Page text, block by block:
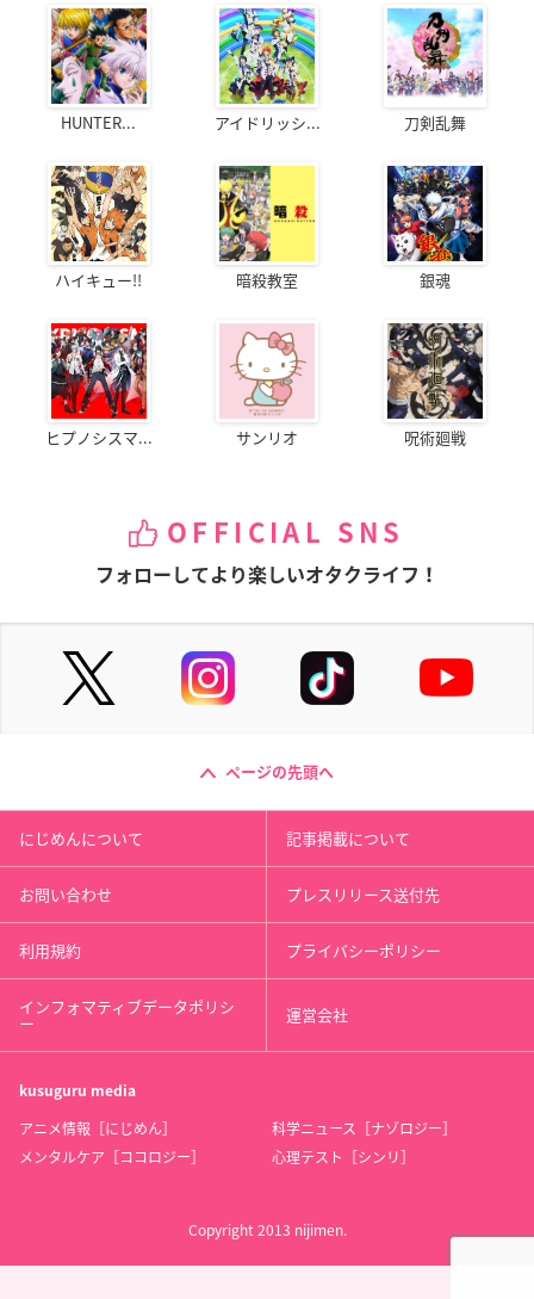
HUNTER... アイドリッシ... 刀剣乱舞
ハイキュー!! 暗殺教室 銀魂
ヒプノシスマ... サンリオ 呪術廻戦
OFFICIAL SNS
フォローしてより楽しいオタクライフ！
ページの先頭へ
にじめんについて 記事掲載について
お問い合わせ プレスリリース送付先
利用規約 プライバシーポリシー
インフォマティブデータポリシ
ー 運営会社
kusuguru media
アニメ情報［にじめん］
科学ニュース［ナゾロジー］
メンタルケア［ココロジー］
心理テスト［シンリ］
Copyright 2013 nijimen.